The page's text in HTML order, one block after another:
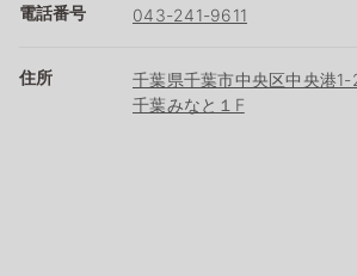
電話番号 043-241-9611
住所
千葉県千葉市中央区中央港
千葉みなと１F